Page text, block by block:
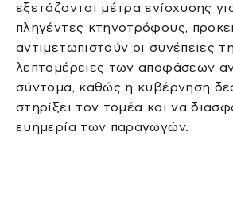
εξετάζονται μέτρα ενίσχυσης
πληγέντες κτηνοτρόφους,
αντιμετωπιστούν οι συνέπειες
λεπτομέρειες των αποφάσεων
σύντομα, καθώς η κυβέρνηση
στηρίξει τον τομέα και να
ευημερία των παραγωγών.